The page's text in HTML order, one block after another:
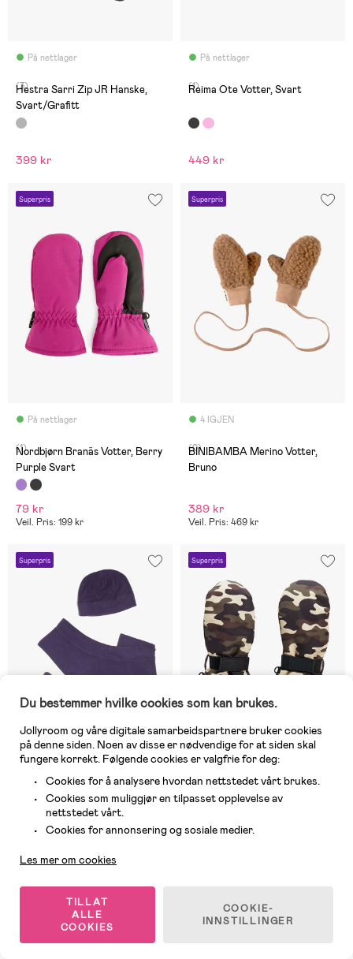
På nettlager
(3)
Hestra Sarri Zip JR Hanske,
Svart/Grafitt
399 kr
På nettlager
(1)
Reima Ote Votter, Svart
449 kr
Superpris
På nettlager
(1)
Nordbjørn Branäs Votter, Berry
Purple Svart
79 kr
Veil. Pris: 199 kr
Superpris
4 IGJEN
(0)
BINIBAMBA Merino Votter,
Bruno
389 kr
Veil. Pris: 469 kr
Superpris
På nettlager
Nordbjørn Trollheim Sett
Votter, Lue, Hals, Eclipse
99 kr
Veil. Pris: 129 kr
Superpris
På nettlager
Star
Du bestemmer hvilke cookies som kan brukes.
Jollyroom og våre digitale samarbeidspartnere bruker cookies
på denne siden. Noen av disse er nødvendige for at siden skal
fungere korrekt. Følgende cookies er valgfrie for deg:
Cookies for å analysere hvordan nettstedet vårt brukes.
Cookies som muliggjør en tilpasset opplevelse av
nettstedet vårt.
Cookies for annonsering og sosiale medier.
Les mer om cookies
TILLAT
ALLE
COOKIES
COOKIE-
INNSTILLINGER